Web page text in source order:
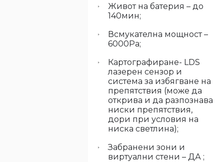
Живот на батерия – до
140мин;
Всмукателна мощност –
6000Pa;
Картографиране- LDS
лазерен сензор и
система за избягване на
препятствия (може да
открива и да разпознава
ниски препятствия,
дори при условия на
ниска светлина);
Забранени зони и
виртуални стени – ДА ;